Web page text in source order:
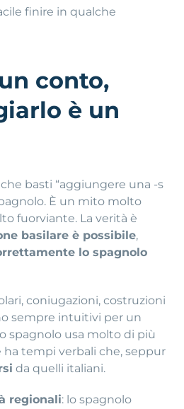
finire in qualche
conto,
è un
basti “aggiungere una -s
È un mito molto
fuorviante. La verità è
basilare è possibile,
lo spagnolo
coniugazioni, costruzioni
sempre intuitivi per un
spagnolo usa molto di più
ha tempi verbali che, seppur
da quelli italiani.
regionali: lo spagnolo